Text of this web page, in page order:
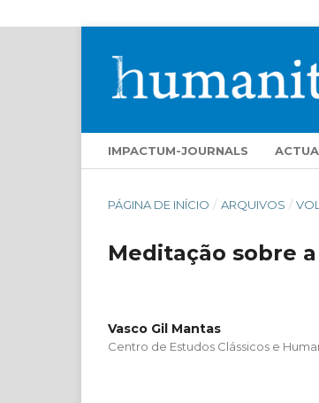
IMPACTUM-JOURNALS
PÁGINA DE INÍCIO / ARQUIVOS /
Meditação sobre
Vasco Gil Mantas
Centro de Estudos Clássicos e